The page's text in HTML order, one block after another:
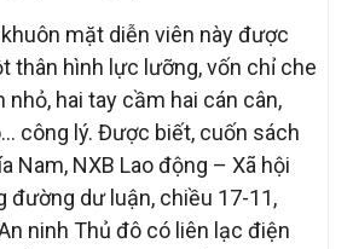
mặt diễn viên này được
thân hình lực lưỡng, vốn chỉ che
nhỏ, hai tay cầm hai cán cân,
công lý. Được biết, cuốn sách
Nam, NXB Lao động – Xã hội
đường dư luận, chiều 17-11,
ninh Thủ đô có liên lạc điện